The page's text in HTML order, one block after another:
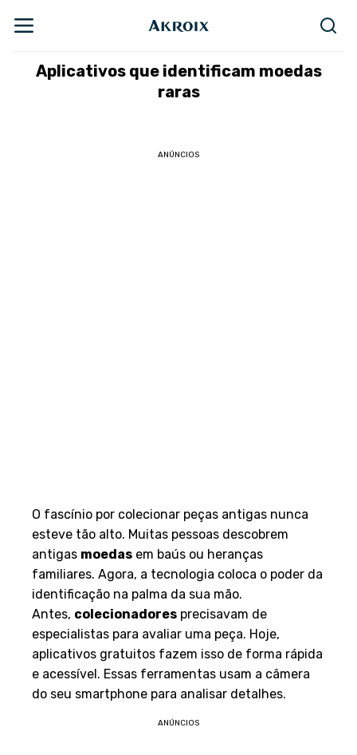
Aplicativos que identificam moedas
raras
ANÚNCIOS
O fascínio por colecionar peças antigas nunca
esteve tão alto. Muitas pessoas descobrem
antigas moedas em baús ou heranças
familiares. Agora, a tecnologia coloca o poder da
identificação na palma da sua mão.
Antes, colecionadores precisavam de
especialistas para avaliar uma peça. Hoje,
aplicativos gratuitos fazem isso de forma rápida
e acessível. Essas ferramentas usam a câmera
do seu smartphone para analisar detalhes.
ANÚNCIOS